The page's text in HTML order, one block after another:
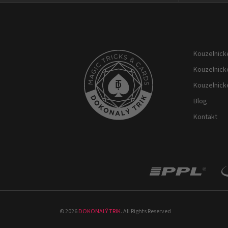
Blog
Kontakt
©2026DOKONALÝ TRIK. All Rights Reserved